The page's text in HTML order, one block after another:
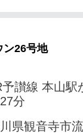
ン26号地
予讃線 本山駅
分
県観音寺市